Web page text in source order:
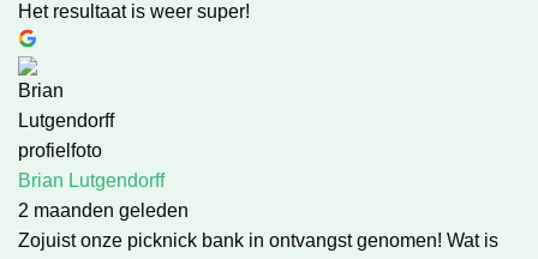
Het resultaat is weer super!
Brian Lutgendorff
2 maanden geleden
Zojuist onze picknick bank in ontvangst genomen! Wat is